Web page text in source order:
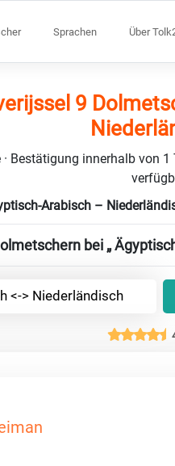
Sprachen Über
9
Bestätigung innerhalb von
Arabisch –
bei „
<-> Niederländisch